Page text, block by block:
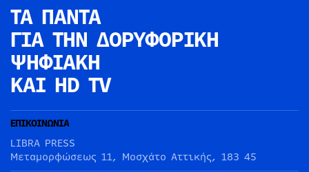
ΤΑ ΠΑΝΤΑ
ΓΙΑ ΤΗΝ ΔΟΡΥΦΟΡΙΚΗ
ΨΗΦΙΑΚΗ
ΚΑΙ HD TV
ΕΠΙΚΟΙΝΩΝΙΑ
LIBRA PRESS
Μεταμορφώσεως 11, Μοσχάτο Αττικής, 183 45